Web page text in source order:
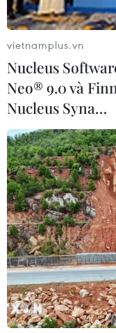
Phát động
lượng tiết
18/07/2022 10:01
Cơ cấu Giải
vietnamplus.vn
Nucleus
Neo® 9.0 và
Nucleus Syna…